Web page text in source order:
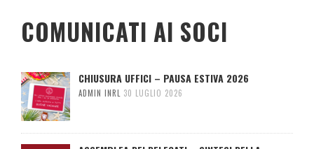
COMUNICATI AI SOCI
CHIUSURA UFFICI – PAUSA ESTIVA 2026
ADMIN INRL 30 LUGLIO 2026